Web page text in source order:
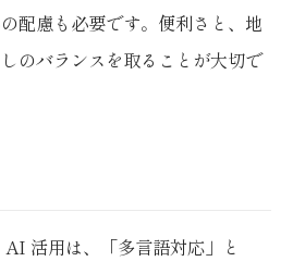
配慮も必要です。便利さと、地
のバランスを取ることが大切で
活用は、「多言語対応」と